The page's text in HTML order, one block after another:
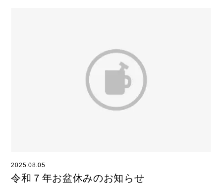
2025.08.05
令和７年お盆休みのお知らせ